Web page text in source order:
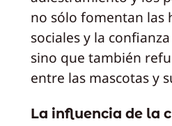
no sólo fomentan las
sociales y la
sino que también
entre las mascotas y
La influencia de la